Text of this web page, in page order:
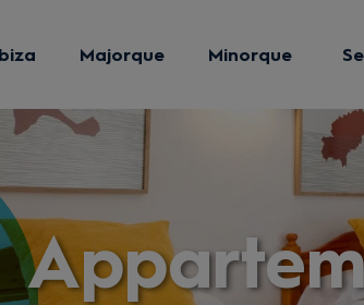
Ibiza Majorque Minorque